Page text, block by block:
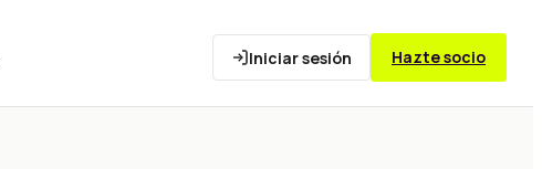
Iniciar sesión Hazte socio